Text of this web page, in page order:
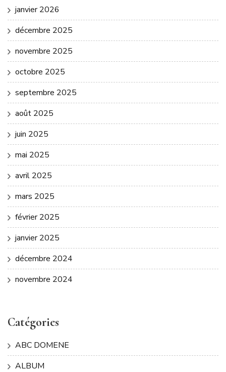
janvier 2026
décembre 2025
novembre 2025
octobre 2025
septembre 2025
août 2025
juin 2025
mai 2025
avril 2025
mars 2025
février 2025
janvier 2025
décembre 2024
novembre 2024
Catégories
ABC DOMENE
ALBUM